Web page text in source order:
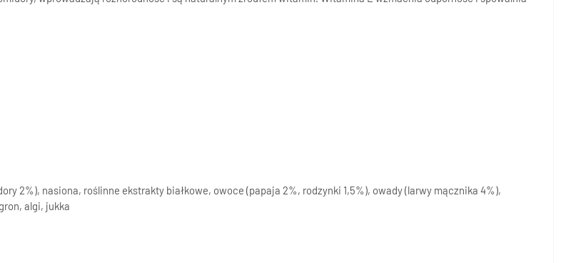
2%), nasiona, roślinne ekstrakty białkowe, owoce (papaja 2%, rodzynki 1,5%), owady (larwy mącznika 4%),
algi, jukka